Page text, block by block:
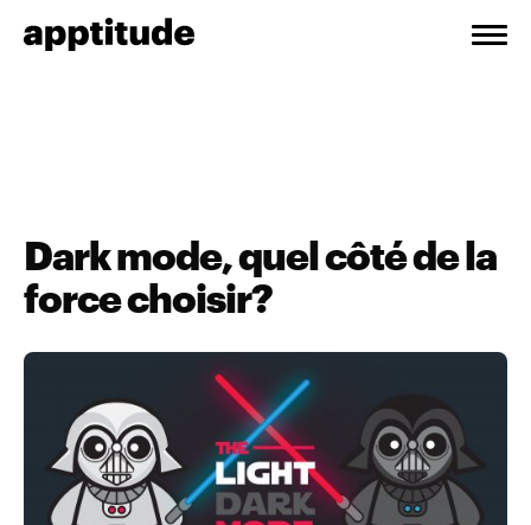
Dark mode, quel côté de la
force choisir?